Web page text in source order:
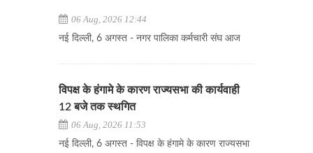
06 Aug, 2026 12:44
नई दिल्ली, 6 अगस्त - नगर पालिका कर्मचारी संघ आज
विपक्ष के हंगामे के कारण राज्यसभा की कार्यवाही
12 बजे तक स्थगित
06 Aug, 2026 11:53
नई दिल्ली, 6 अगस्त - विपक्ष के हंगामे के कारण राज्यसभा